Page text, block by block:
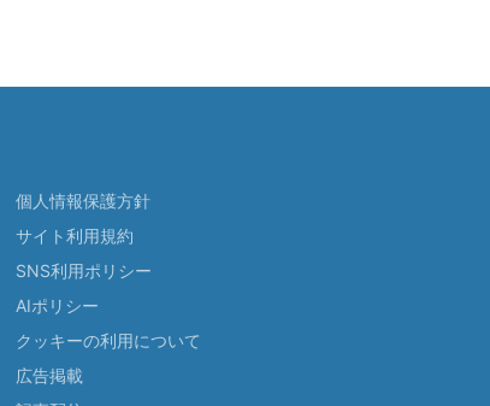
個人情報保護方針
サイト利用規約
SNS利用ポリシー
AIポリシー
クッキーの利用について
広告掲載